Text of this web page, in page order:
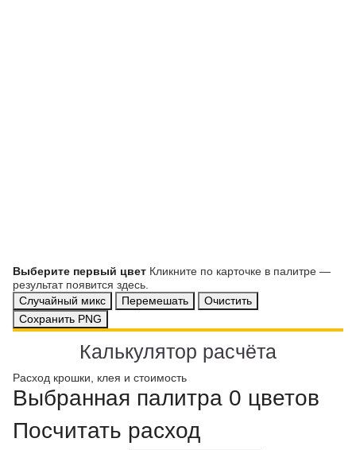
Выберите первый цвет Кликните по карточке в палитре —
результат появится здесь.
Случайный микс
Перемешать
Очистить
Сохранить PNG
Калькулятор расчёта
Расход крошки, клея и стоимость
Выбранная палитра 0 цветов
Посчитать расход